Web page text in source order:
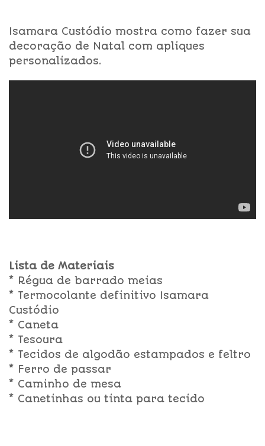
Isamara Custódio mostra como fazer sua
decoração de Natal com apliques
personalizados.
Lista de Materiais
* Régua de barrado meias
* Termocolante definitivo Isamara
Custódio
* Caneta
* Tesoura
* Tecidos de algodão estampados e feltro
* Ferro de passar
* Caminho de mesa
* Canetinhas ou tinta para tecido